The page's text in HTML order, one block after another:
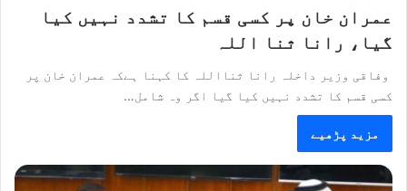
عمران خان پر کسی قسم کا تشدد نہیں کیا
گیا، رانا ثنا اللہ
وفاقی وزیر داخلہ رانا ثنااللہ کا کہنا ہےکہ عمران خان پر
کسی قسم کا تشدد نہیں کیا گیا اگر وہ شامل…
مزید پڑھیے